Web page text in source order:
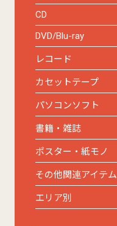
CD
DVD/Blu-ray
レコード
カセットテープ
パソコンソフト
書籍・雑誌
ポスター・紙モノ
その他関連アイテム
エリア別